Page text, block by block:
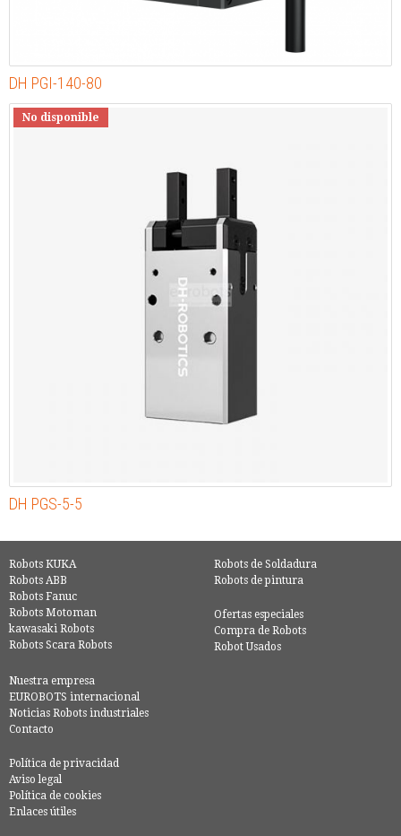
DH PGI-140-80
No disponible
DH PGS-5-5
Robots KUKA
Robots ABB
Robots Fanuc
Robots Motoman
kawasaki Robots
Robots Scara Robots
Robots de Soldadura
Robots de pintura
Ofertas especiales
Compra de Robots
Robot Usados
Nuestra empresa
EUROBOTS internacional
Noticias Robots industriales
Contacto
Política de privacidad
Aviso legal
Política de cookies
Enlaces útiles